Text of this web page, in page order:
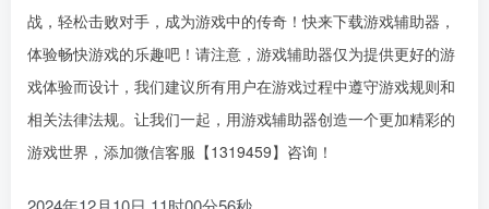
战，轻松击败对手，成为游戏中的传奇！快来下载游戏辅助器，
体验畅快游戏的乐趣吧！请注意，游戏辅助器仅为提供更好的游
戏体验而设计，我们建议所有用户在游戏过程中遵守游戏规则和
相关法律法规。让我们一起，用游戏辅助器创造一个更加精彩的
游戏世界，添加微信客服【1319459】咨询！